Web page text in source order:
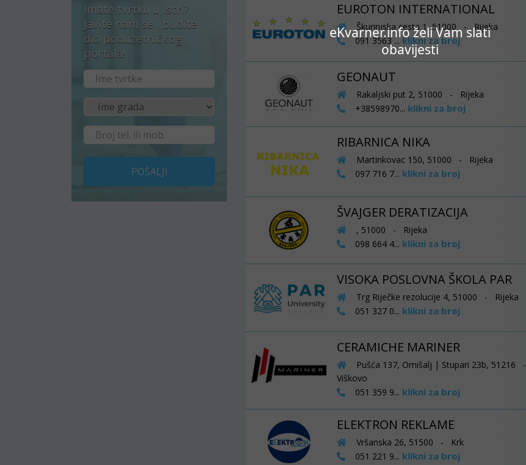
eKvarner.info želi Vam slati
obavijesti
Imate tvrtku u Istri?
Javite nam se i budite
dio poduzetničkog
portala!
POŠALJI
EUROTON INTERNATIONAL
Škurinjska cesta 1, 51000 - Rijeka
091 3563 ... klikni za broj
GEONAUT
Rakaljski put 2, 51000 - Rijeka
+38598970... klikni za broj
RIBARNICA NIKA
Martinkovac 150, 51000 - Rijeka
097 716 7... klikni za broj
ŠVAJGER DERATIZACIJA
, 51000 - Rijeka
098 664 4... klikni za broj
VISOKA POSLOVNA ŠKOLA PAR
Trg Riječke rezolucije 4, 51000 - Rijeka
051 327 0... klikni za broj
CERAMICHE MARINER
Pušća 137, Omišalj | Stupari 23b, 51216 -
Viškovo
051 359 9... klikni za broj
ELEKTRON REKLAME
Vršanska 26, 51500 - Krk
051 221 9... klikni za broj